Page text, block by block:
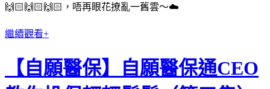
🙌🏻🙌🏻🙌🏻，唔再眼花撩亂一舊雲～☁️
繼續觀看+
【自願醫保】自願醫保通CEO